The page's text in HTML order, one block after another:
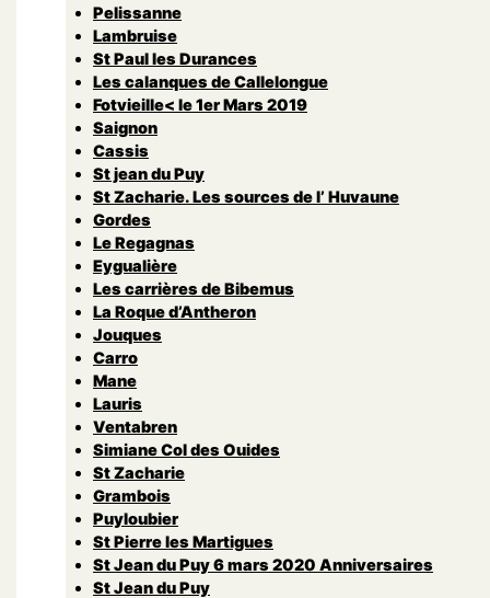
Pelissanne
Lambruise
St Paul les Durances
Les calanques de Callelongue
Fotvieille< le 1er Mars 2019
Saignon
Cassis
St jean du Puy
St Zacharie. Les sources de l’ Huvaune
Gordes
Le Regagnas
Eygualière
Les carrières de Bibemus
La Roque d’Antheron
Jouques
Carro
Mane
Lauris
Ventabren
Simiane Col des Ouides
St Zacharie
Grambois
Puyloubier
St Pierre les Martigues
St Jean du Puy 6 mars 2020 Anniversaires
St Jean du Puy